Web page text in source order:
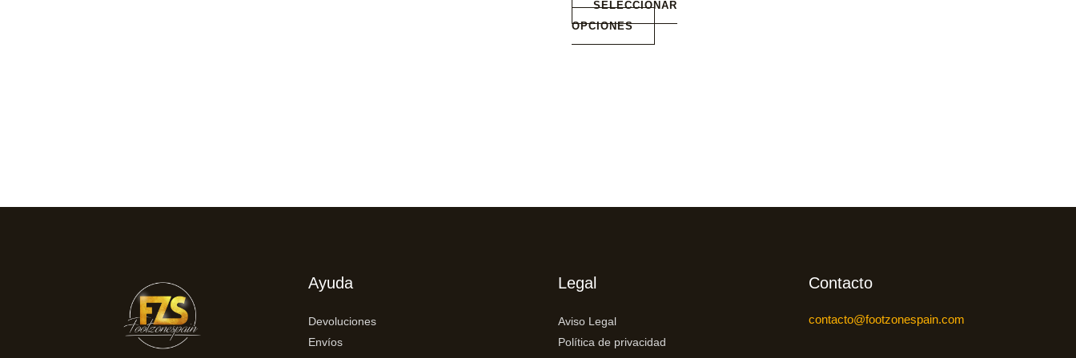
SELECCIONAR
OPCIONES
Ayuda
Devoluciones
Envíos
Legal
Aviso Legal
Política de privacidad
Contacto
contacto@footzonespain.com